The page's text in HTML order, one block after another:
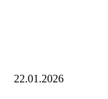
22.01.2026